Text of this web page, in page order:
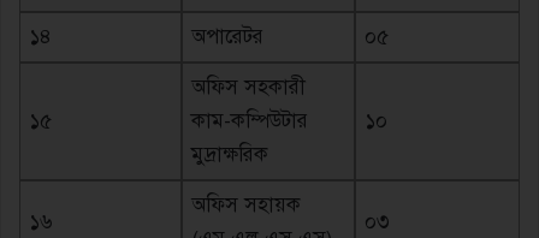
১৪ অপারেটর ০৫
১৫
অফিস সহকারী
কাম-কম্পিউটার
মুদ্রাক্ষরিক
১০
১৬
অফিস সহায়ক
০৩